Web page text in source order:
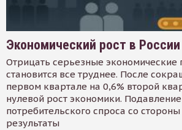
Экономический рост в
Отрицать серьезные
становится все труднее. После
первом квартале на 0,6% второй
нулевой рост экономики.
потребительского спроса со
результаты